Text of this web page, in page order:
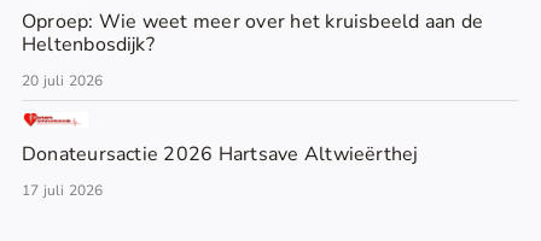
Oproep: Wie weet meer over het kruisbeeld aan de
Heltenbosdijk?
20 juli 2026
Donateursactie 2026 Hartsave Altwieërthej
17 juli 2026